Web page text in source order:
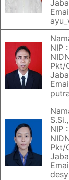
NIP
Pkt/
NIP
Pkt/